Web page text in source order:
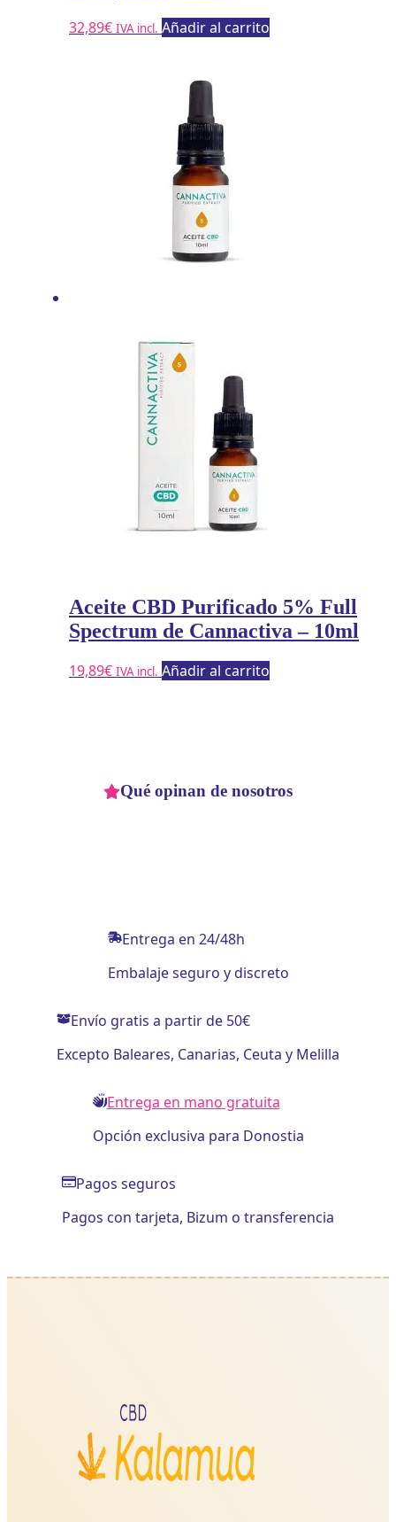
32,89€ IVA incl. Añadir al carrito
Aceite CBD Purificado 5% Full
Spectrum de Cannactiva – 10ml
19,89€ IVA incl. Añadir al carrito
Qué opinan de nosotros
Entrega en 24/48h
Embalaje seguro y discreto
Envío gratis a partir de 50€
Excepto Baleares, Canarias, Ceuta y Melilla
Entrega en mano gratuita
Opción exclusiva para Donostia
Pagos seguros
Pagos con tarjeta, Bizum o transferencia